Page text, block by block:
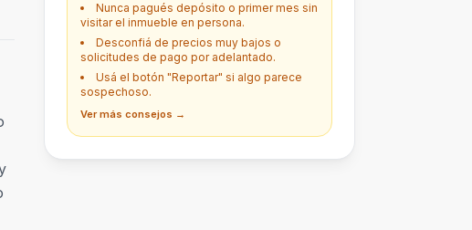
Nunca pagués depósito o primer mes sin
visitar el inmueble en persona.
Desconfiá de precios muy bajos o
solicitudes de pago por adelantado.
Usá el botón "Reportar" si algo parece
sospechoso.
Ver más consejos →